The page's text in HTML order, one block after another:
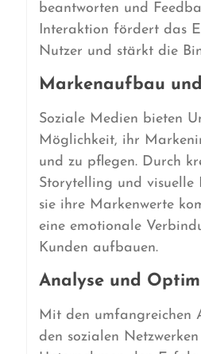
beantworten und
Interaktion fördert das
Nutzer und stärkt die
Markenaufbau
Soziale Medien bieten
Möglichkeit, ihr
und zu pflegen. Durch
Storytelling und visuelle
sie ihre Markenwerte
eine emotionale
Kunden aufbauen.
Analyse und
Mit den umfangreichen
den sozialen